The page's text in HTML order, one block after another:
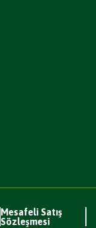
Mesafeli Satış
Sözleşmesi